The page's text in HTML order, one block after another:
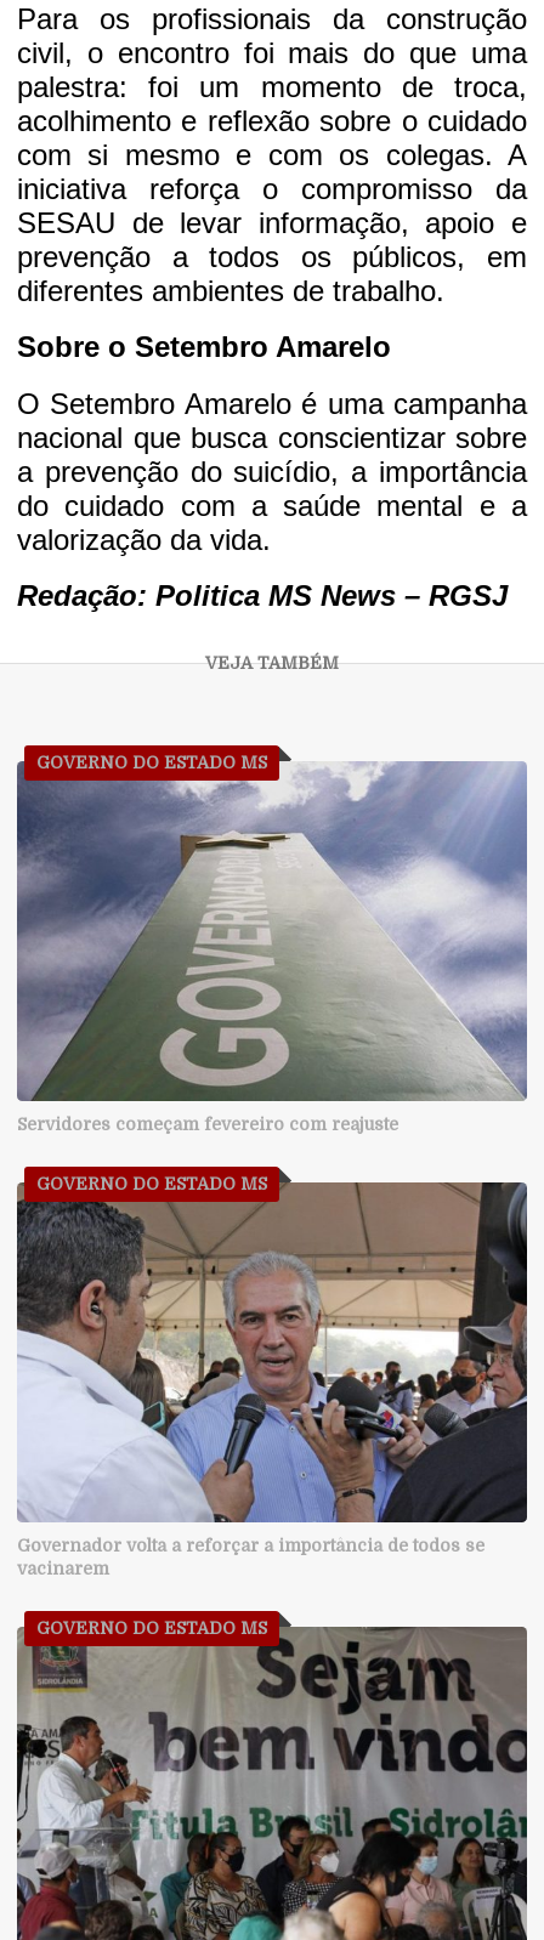
Para os profissionais da construção
civil, o encontro foi mais do que uma
palestra: foi um momento de troca,
acolhimento e reflexão sobre o cuidado
com si mesmo e com os colegas. A
iniciativa reforça o compromisso da
SESAU de levar informação, apoio e
prevenção a todos os públicos, em
diferentes ambientes de trabalho.
Sobre o Setembro Amarelo
O Setembro Amarelo é uma campanha
nacional que busca conscientizar sobre
a prevenção do suicídio, a importância
do cuidado com a saúde mental e a
valorização da vida.
Redação: Politica MS News – RGSJ
GOVERNO DO ESTADO MS
Servidores começam fevereiro com reajuste
GOVERNO DO ESTADO MS
Governador volta a reforçar a importância de todos se
vacinarem
GOVERNO DO ESTADO MS